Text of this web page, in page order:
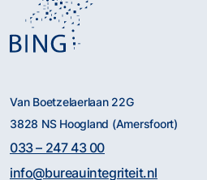
Van Boetzelaerlaan 22G
3828 NS Hoogland (Amersfoort)
033 – 247 43 00
info@bureauintegriteit.nl